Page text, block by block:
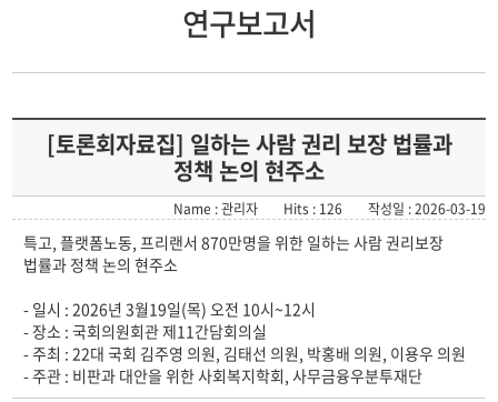
포토갤러리
동영상
연구보고서
[토론회자료집] 일하는 사람 권리 보장 법률과
정책 논의 현주소
Name : 관리자 Hits : 126 작성일 : 2026-03-19
특고, 플랫폼노동, 프리랜서 870만명을 위한 일하는 사람 권리보장
법률과 정책 논의 현주소
- 일시 : 2026년 3월19일(목) 오전 10시~12시
- 장소 : 국회의원회관 제11간담회의실
- 주최 : 22대 국회 김주영 의원, 김태선 의원, 박홍배 의원, 이용우 의원
- 주관 : 비판과 대안을 위한 사회복지학회, 사무금융우분투재단